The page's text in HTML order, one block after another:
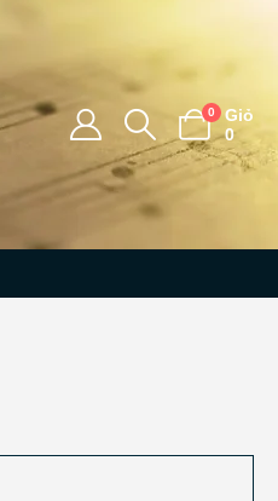
0
Giỏ
0